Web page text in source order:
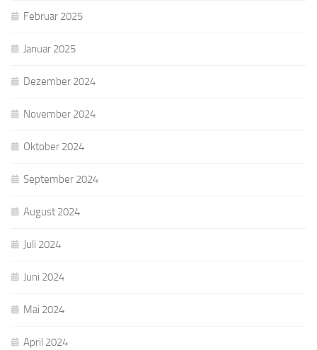
Februar 2025
Januar 2025
Dezember 2024
November 2024
Oktober 2024
September 2024
August 2024
Juli 2024
Juni 2024
Mai 2024
April 2024